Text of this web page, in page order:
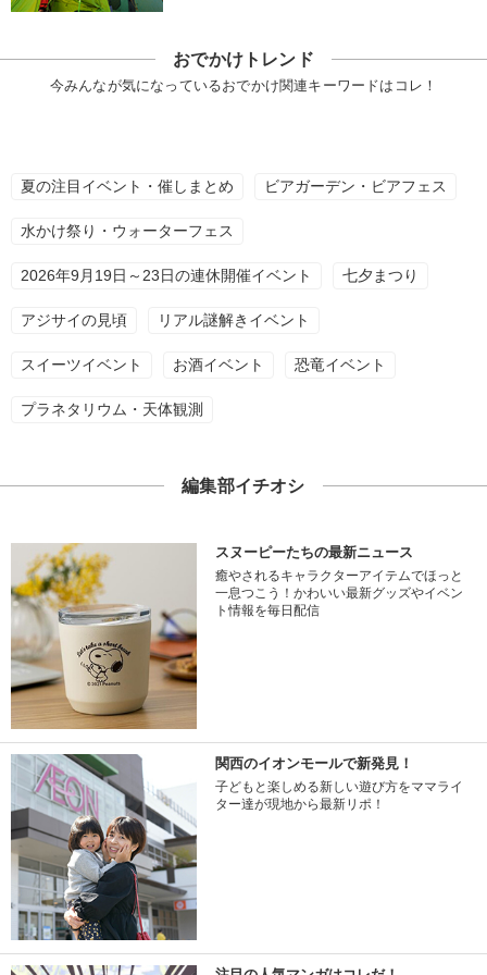
おでかけトレンド
今みんなが気になっているおでかけ関連キーワードはコレ！
夏の注目イベント・催しまとめ ビアガーデン・ビアフェス
水かけ祭り・ウォーターフェス
2026年9月19日～23日の連休開催イベント 七夕まつり
アジサイの見頃 リアル謎解きイベント
スイーツイベント お酒イベント 恐竜イベント
プラネタリウム・天体観測
編集部イチオシ
スヌーピーたちの最新ニュース
癒やされるキャラクターアイテムでほっと
一息つこう！かわいい最新グッズやイベン
ト情報を毎日配信
関西のイオンモールで新発見！
子どもと楽しめる新しい遊び方をママライ
ター達が現地から最新リポ！